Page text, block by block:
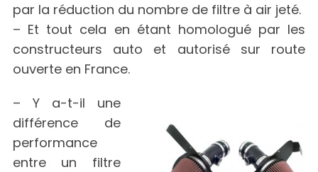
par la réduction du nombre de filtre à air jeté.
– Et tout cela en étant homologué par les
constructeurs auto et autorisé sur route
ouverte en France.
– Y a-t-il une
différence de
performance
entre un filtre